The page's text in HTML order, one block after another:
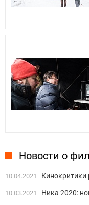
Новости о
10.04.2021 Кинокритики
10.03.2021 Ника 2020: